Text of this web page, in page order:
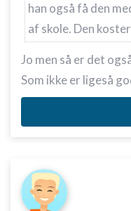
han også få den
af skole. Den
Jo men så er det
Som ikke er ligeså